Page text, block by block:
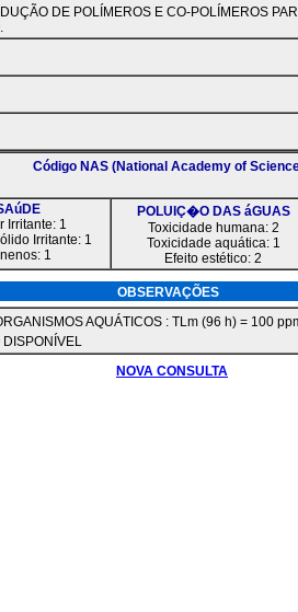
DE POLÍMEROS E CO-POLÍMEROS
Código NAS (National Academy of
Irritante: 1
Irritante: 1
1
POLUIÇ�O DAS áGUAS
Toxicidade humana: 2
Toxicidade aquática: 1
Efeito estético: 2
AQUÁTICOS : TLm (96 h) = 100
DISPONÍVEL
NOVA CONSULTA